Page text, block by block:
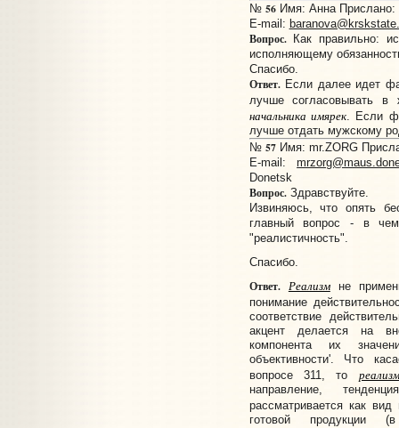
№ 56Имя: Анна Прислано:
E-mail:
Вопрос.Как правильно:
исполняющему
Спасибо.
Ответ.Если далее идет
лучше согласовывать
начальника имярек. Если
лучше отдать мужскому
№ 57Имя: mr.ZORG
E-mail:
Donetsk
Вопрос.Здравствуйте.
Извиняюсь, что опять
главный вопрос - в
"реалистичность".
Спасибо.
Ответ. Реализмне
понимание
соответствие
акцент делается на
компонента их
объективности'. Что
вопросе 311, то
направление,
рассматривается как
готовой продукции